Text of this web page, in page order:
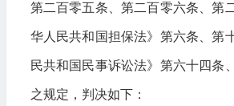
第二百零五条、第二百零六条、第
华人民共和国担保法》第六条、第
民共和国民事诉讼法》第六十四条
之规定，判决如下：